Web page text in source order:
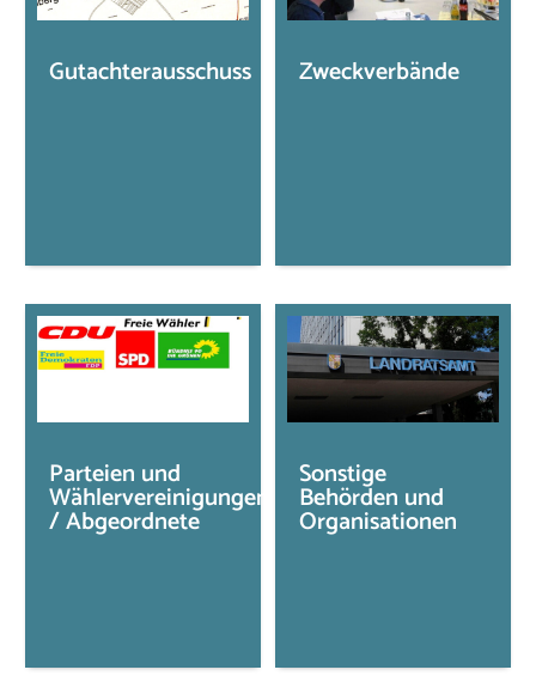
Gutachterausschuss Zweckverbände
Parteien und
Wählervereinigungen
/ Abgeordnete
Sonstige
Behörden und
Organisationen